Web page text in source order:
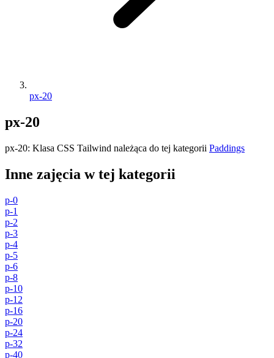
px-20
px-20
px-20: Klasa CSS Tailwind należąca do tej kategorii Paddings
Inne zajęcia w tej kategorii
p-0
p-1
p-2
p-3
p-4
p-5
p-6
p-8
p-10
p-12
p-16
p-20
p-24
p-32
p-40